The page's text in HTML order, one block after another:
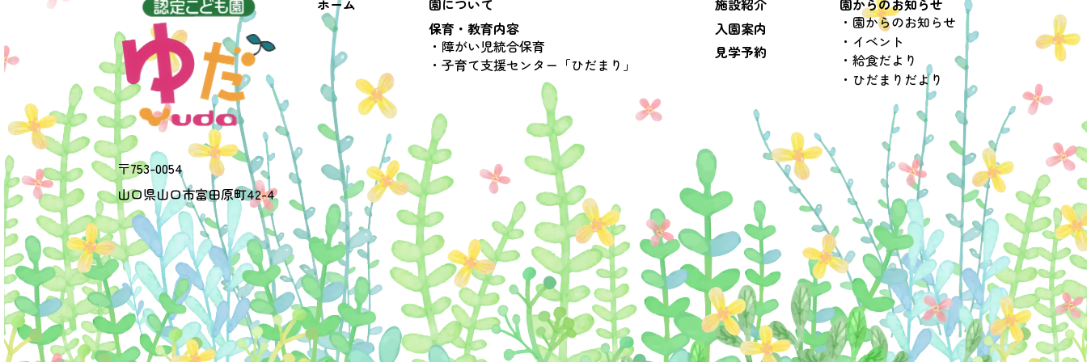
〒753-0054
山口県山口市富田原町42-4
保育・教育内容
障がい児統合保育
子育て支援センター「ひだまり」
入園案内
見学予約
園からのお知らせ
イベント
給食だより
ひだまりだより